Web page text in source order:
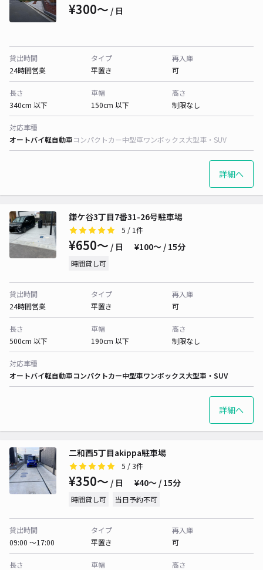
¥300〜 / 日
貸出時間
24時間営業
タイプ
平置き
再入庫
可
長さ
340cm 以下
車幅
150cm 以下
高さ
制限なし
対応車種
オートバイ軽自動車コンパクトカー中型車ワンボックス大型車・SUV
詳細へ
鎌ケ谷3丁目7番31-26号駐車場
5 / 1件
¥650〜 / 日 ¥100〜 / 15分
時間貸し可
貸出時間
24時間営業
タイプ
平置き
再入庫
可
長さ
500cm 以下
車幅
190cm 以下
高さ
制限なし
対応車種
オートバイ軽自動車コンパクトカー中型車ワンボックス大型車・SUV
詳細へ
二和西5丁目akippa駐車場
5 / 3件
¥350〜 / 日 ¥40〜 / 15分
時間貸し可 当日予約不可
貸出時間
09:00 〜17:00
タイプ
平置き
再入庫
可
長さ
車幅
高さ